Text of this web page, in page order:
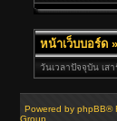
หน้าเว็บบอร์ด »
วันเวลาปัจจุบัน เส
Powered by phpBB®
Group